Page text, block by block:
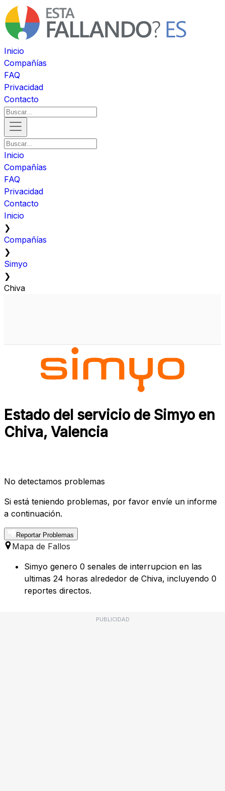
Inicio
Compañías
FAQ
Privacidad
Contacto
Inicio
Compañías
FAQ
Privacidad
Contacto
Inicio
❯
Compañías
❯
Simyo
❯
Chiva
Estado del servicio de Simyo en
Chiva, Valencia
No detectamos problemas
Si está teniendo problemas, por favor envíe un informe
a continuación.
Reportar Problemas
Mapa de Fallos
Simyo genero 0 senales de interrupcion en las
ultimas 24 horas alrededor de Chiva, incluyendo 0
reportes directos.
PUBLICIDAD